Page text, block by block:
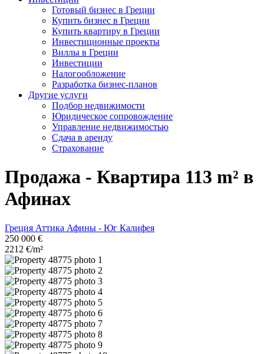
Готовый бизнес в Греции
Купить бизнес в Греции
Купить квартиру в Греции
Инвестиционные проекты
Виллы в Греции
Инвестиции
Налогообложение
Разработка бизнес-планов
Другие услуги
Подбор недвижимости
Юридическое сопровождение
Управление недвижимостью
Сдача в аренду
Страхование
Продажа - Квартира 113 m² в
Афинах
Греция Аттика Афины - Юг Калифея
250 000 €
2212 €/m²